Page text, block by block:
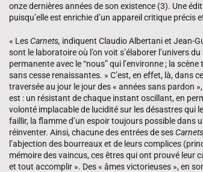
onze dernières années de son existence (3). Une
puisqu’elle est enrichie d’un appareil critique précis
« LesCarnets, indiquent Claudio Albertani et Jean-
sont le laboratoire où l’on voit s’élaborer l’univers du
permanente avec le “nous” qui l’environne ; la
sans cesse renaissantes. » C’est, en effet, là, dans
traversée au jour le jour des « années sans pardon
est : un résistant de chaque instant oscillant, en
volonté implacable de lucidité sur les désastres qui
faillir, la flamme d’un espoir toujours possible dans
réinventer. Ainsi, chacune des entrées de sesCarnets
l’abjection des bourreaux et de leurs complices
mémoire des vaincus, ces êtres qui ont prouvé leur
et tout accomplir ». Des « âmes victorieuses », en